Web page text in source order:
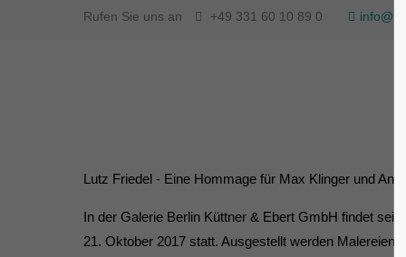
Rufen Sie uns an +49 331 60 10 89 0
Lutz Friedel - Eine Hommage für Max Klinger und
In der Galerie Berlin Küttner & Ebert GmbH findet
21. Oktober 2017 statt. Ausgestellt werden Malereien,